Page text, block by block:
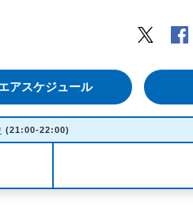
Twitter
アスケジュール
(21:00-22:00)